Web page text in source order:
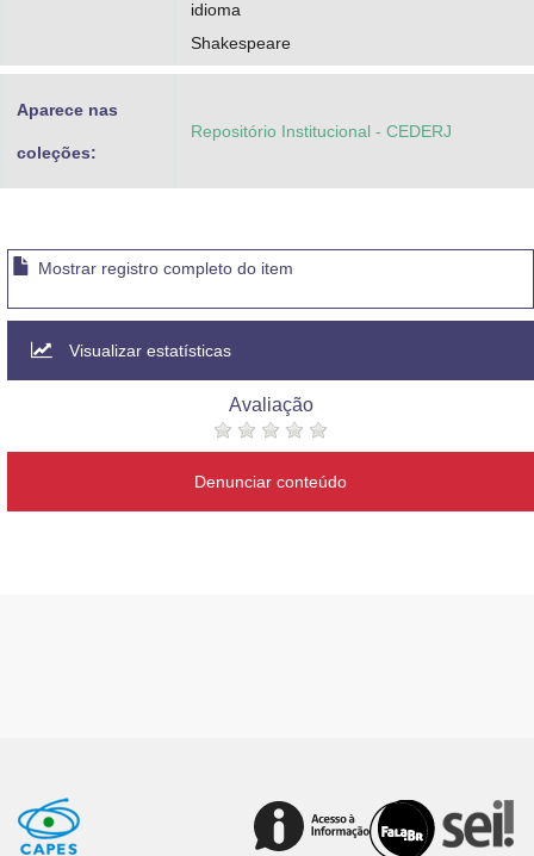
idioma
Shakespeare
Aparece nas
coleções:
Repositório Institucional - CEDERJ
Mostrar registro completo do item
Visualizar estatísticas
Avaliação
Denunciar conteúdo